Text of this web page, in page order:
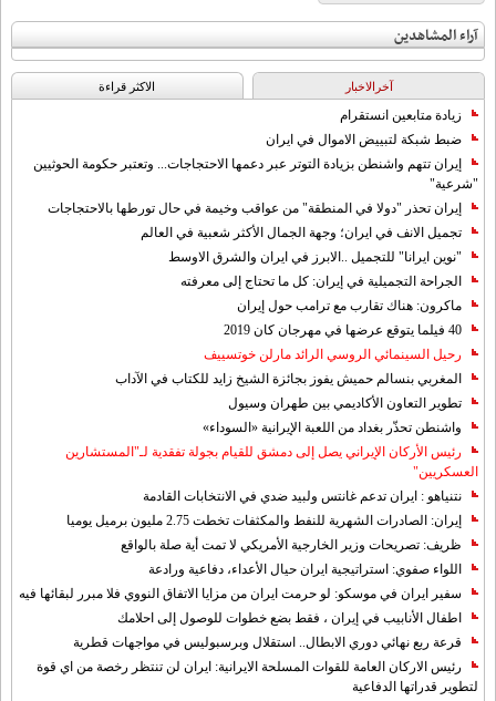
آراء المشاهدين
آخرالاخبار الاکثر قراءة
زيادة متابعين انستقرام
ضبط شبكة لتبييض الاموال في ايران
إيران تتهم واشنطن بزيادة التوتر عبر دعمها الاحتجاجات... وتعتبر حكومة الحوثيين
"شرعية"
إيران تحذر "دولا في المنطقة" من عواقب وخيمة في حال تورطها بالاحتجاجات
تجميل الانف في ايران؛ وجهة الجمال الأكثر شعبية في العالم
"نوين ايرانا" للتجميل ..الابرز في ايران والشرق الاوسط
الجراحة التجميلية في إيران: كل ما تحتاج إلى معرفته
ماكرون: هناك تقارب مع ترامب حول إيران
40 فيلما يتوقع عرضها في مهرجان كان 2019
رحيل السينمائي الروسي الرائد مارلن خوتسييف
المغربي بنسالم حميش يفوز بجائزة الشيخ زايد للكتاب في الآداب
تطوير التعاون الأكاديمي بين طهران وسيول
واشنطن تحذّر بغداد من اللعبة الإيرانية «السوداء»
رئيس الأركان الإيراني يصل إلى دمشق للقيام بجولة تفقدية لـ"المستشارين
العسكريين"
نتنياهو : ايران تدعم غانتس ولبيد ضدي في الانتخابات القادمة
إيران: الصادرات الشهریة للنفط والمكثفات تخطت 2.75 مليون برميل يوميا
ظريف: تصريحات وزير الخارجية الأمريكي لا تمت أية صلة بالواقع
اللواء صفوي: استراتيجية ايران حيال الأعداء، دفاعية ورادعة
سفير ايران في موسكو: لو حرمت ايران من مزايا الاتفاق النووي فلا مبرر لبقائها فيه
اطفال الأنابيب في إيران ، فقط بضع خطوات للوصول إلى احلامك
قرعة ربع نهائي دوري الابطال.. استقلال وبرسبوليس في مواجهات قطرية
رئيس الاركان العامة للقوات المسلحة الايرانية: ايران لن تنتظر رخصة من اي قوة
لتطوير قدراتها الدفاعية